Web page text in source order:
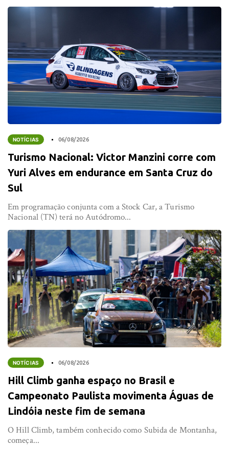
NOTÍCIAS 06/08/2026
Turismo Nacional: Victor Manzini corre com
Yuri Alves em endurance em Santa Cruz do
Sul
Em programação conjunta com a Stock Car, a Turismo
Nacional (TN) terá no Autódromo...
NOTÍCIAS 06/08/2026
Hill Climb ganha espaço no Brasil e
Campeonato Paulista movimenta Águas de
Lindóia neste fim de semana
O Hill Climb, também conhecido como Subida de Montanha,
começa...